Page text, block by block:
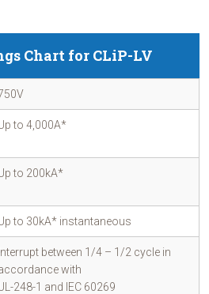
Chart for CLiP-LV
to 4,000A*
to 200kA*
to 30kA* instantaneous
Interrupt between 1/4 – 1/2 cycle in
with
248-1 and IEC 60269